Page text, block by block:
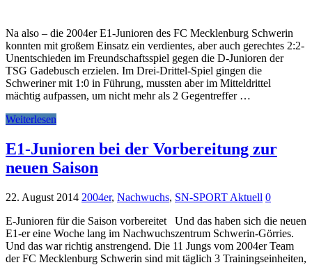
Na also – die 2004er E1-Junioren des FC Mecklenburg Schwerin
konnten mit großem Einsatz ein verdientes, aber auch gerechtes 2:2-
Unentschieden im Freundschaftsspiel gegen die D-Junioren der
TSG Gadebusch erzielen. Im Drei-Drittel-Spiel gingen die
Schweriner mit 1:0 in Führung, mussten aber im Mitteldrittel
mächtig aufpassen, um nicht mehr als 2 Gegentreffer …
Weiterlesen
E1-Junioren bei der Vorbereitung zur
neuen Saison
22. August 2014 2004er, Nachwuchs, SN-SPORT Aktuell 0
E-Junioren für die Saison vorbereitet Und das haben sich die neuen
E1-er eine Woche lang im Nachwuchszentrum Schwerin-Görries.
Und das war richtig anstrengend. Die 11 Jungs vom 2004er Team
der FC Mecklenburg Schwerin sind mit täglich 3 Trainingseinheiten,